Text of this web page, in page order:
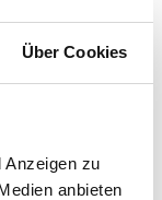
Über Cookies
Anzeigen zu
anbieten